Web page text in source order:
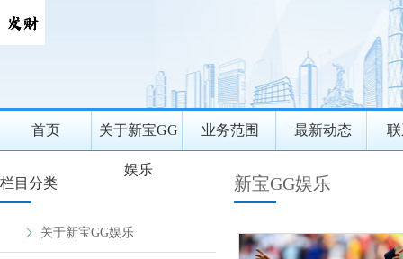
首页 关于新宝GG
娱乐
业务范围 最新动态
栏目分类
关于新宝GG娱乐
新宝GG娱乐